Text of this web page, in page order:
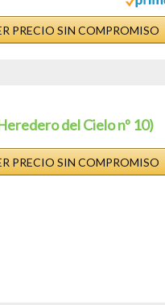
PRECIO SIN COMPROMISO
del Cielo nº 10)
PRECIO SIN COMPROMISO